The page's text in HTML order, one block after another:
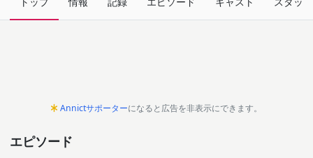
Annictサポーターになると広告を非表示にできます。
エピソード